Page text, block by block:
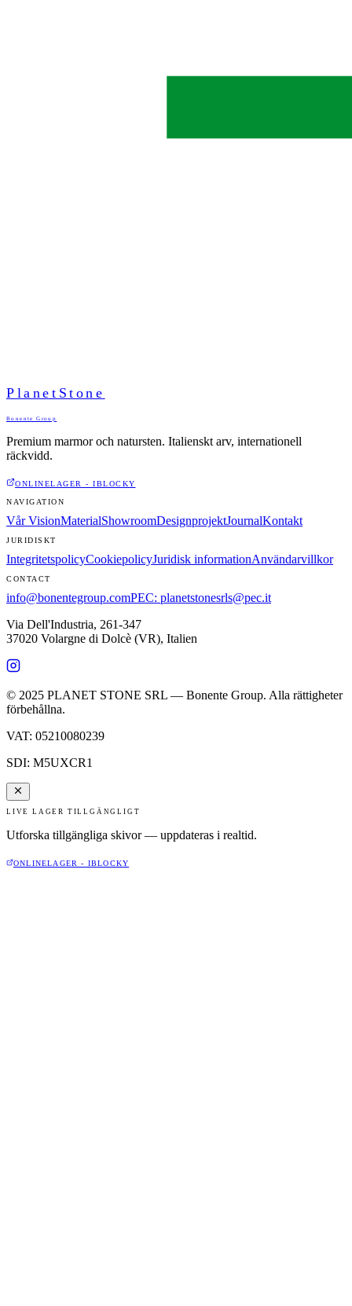
PlanetStone
Bonente Group
Premium marmor och natursten. Italienskt arv, internationell
räckvidd.
ONLINELAGER - IBLOCKY
NAVIGATION
Vår VisionMaterialShowroomDesignprojektJournalKontakt
JURIDISKT
IntegritetspolicyCookiepolicyJuridisk informationAnvändarvillkor
CONTACT
info@bonentegroup.comPEC: planetstonesrls@pec.it
Via Dell'Industria, 261-347
37020 Volargne di Dolcè (VR), Italien
© 2025 PLANET STONE SRL — Bonente Group. Alla rättigheter
förbehållna.
VAT: 05210080239
SDI: M5UXCR1
LIVE LAGER TILLGÄNGLIGT
Utforska tillgängliga skivor — uppdateras i realtid.
ONLINELAGER - IBLOCKY